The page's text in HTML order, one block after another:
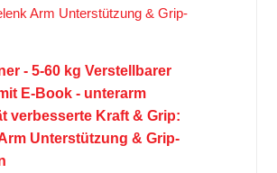
- 5-60 kg Verstellbarer
E-Book - unterarm
verbesserte Kraft & Grip:
Unterstützung & Grip-